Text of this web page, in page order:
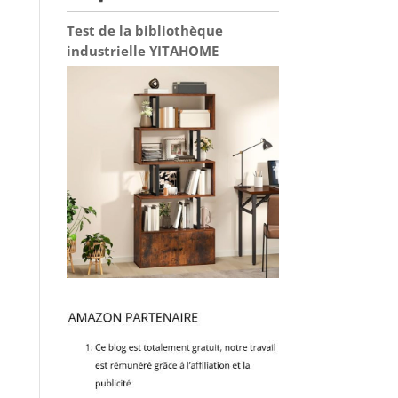
Test de la bibliothèque
industrielle YITAHOME